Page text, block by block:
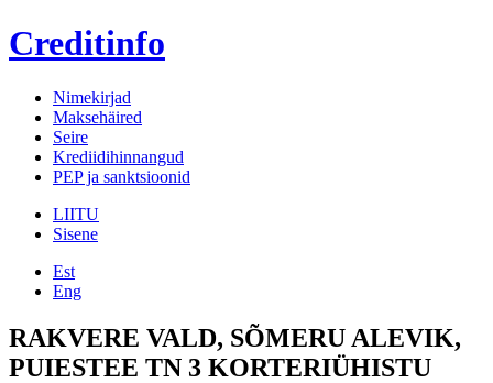
Creditinfo
Nimekirjad
Maksehäired
Seire
Krediidihinnangud
PEP ja sanktsioonid
LIITU
Sisene
Est
Eng
RAKVERE VALD, SÕMERU ALEVIK,
PUIESTEE TN 3 KORTERIÜHISTU